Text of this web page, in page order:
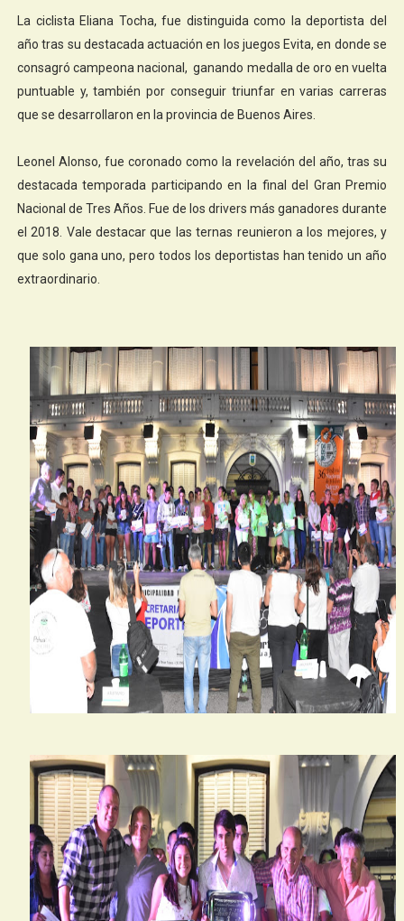
La ciclista Eliana Tocha, fue distinguida como la deportista del
año tras su destacada actuación en los juegos Evita, en donde se
consagró campeona nacional, ganando medalla de oro en vuelta
puntuable y, también por conseguir triunfar en varias carreras
que se desarrollaron en la provincia de Buenos Aires.
Leonel Alonso, fue coronado como la revelación del año, tras su
destacada temporada participando en la final del Gran Premio
Nacional de Tres Años. Fue de los drivers más ganadores durante
el 2018. Vale destacar que las ternas reunieron a los mejores, y
que solo gana uno, pero todos los deportistas han tenido un año
extraordinario.